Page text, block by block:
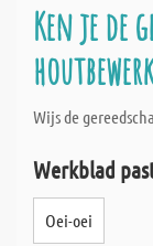
Ken je de
Wijs de
Werkblad
Oei-oei